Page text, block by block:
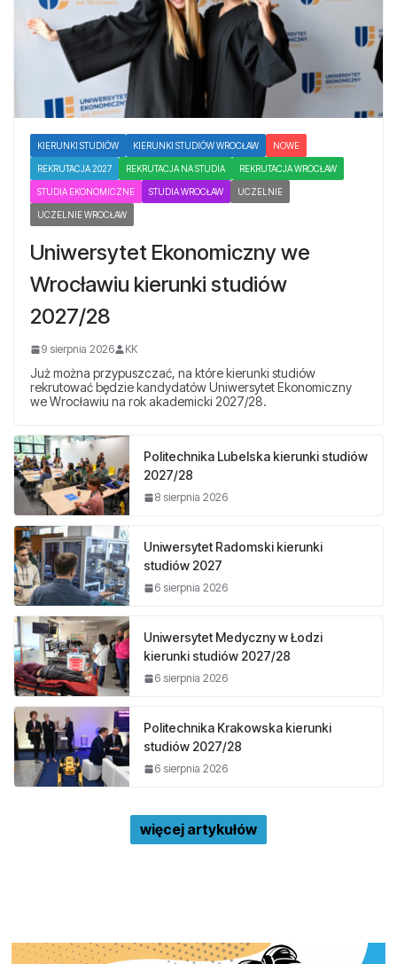
KIERUNKI STUDIÓW KIERUNKI STUDIÓW WROCŁAW NOWE
REKRUTACJA 2027 REKRUTACJA NA STUDIA REKRUTACJA WROCŁAW
STUDIA EKONOMICZNE STUDIA WROCŁAW UCZELNIE
UCZELNIE WROCŁAW
Uniwersytet Ekonomiczny we
Wrocławiu kierunki studiów
2027/28
9 sierpnia 2026 KK
Już można przypuszczać, na które kierunki studiów
rekrutować będzie kandydatów Uniwersytet Ekonomiczny
we Wrocławiu na rok akademicki 2027/28.
Politechnika Lubelska kierunki studiów
2027/28
8 sierpnia 2026
Uniwersytet Radomski kierunki
studiów 2027
6 sierpnia 2026
Uniwersytet Medyczny w Łodzi
kierunki studiów 2027/28
6 sierpnia 2026
Politechnika Krakowska kierunki
studiów 2027/28
6 sierpnia 2026
więcej artykułów